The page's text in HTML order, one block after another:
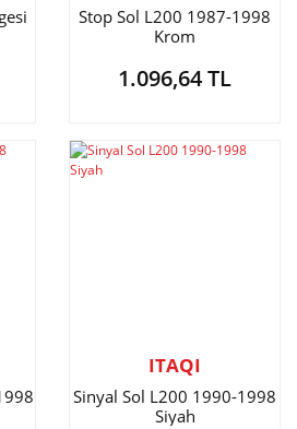
Stop Sol L200 1987-1998
Krom
1.096,64 TL
ITAQI
Sinyal Sol L200 1990-1998
Siyah